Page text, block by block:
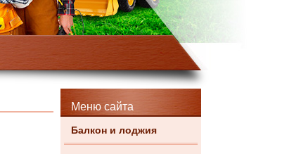
Меню сайта
Балкон и лоджия